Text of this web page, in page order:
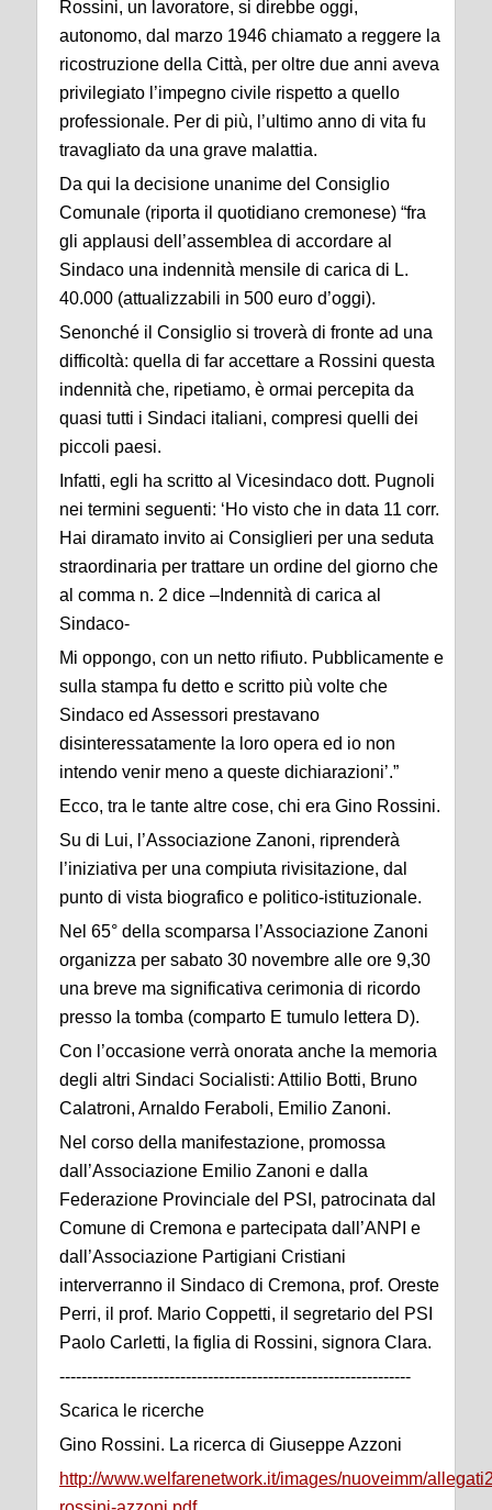
Rossini, un lavoratore, si direbbe oggi,
autonomo, dal marzo 1946 chiamato a reggere la
ricostruzione della Città, per oltre due anni aveva
privilegiato l’impegno civile rispetto a quello
professionale. Per di più, l’ultimo anno di vita fu
travagliato da una grave malattia.
Da qui la decisione unanime del Consiglio
Comunale (riporta il quotidiano cremonese) “fra
gli applausi dell’assemblea di accordare al
Sindaco una indennità mensile di carica di L.
40.000 (attualizzabili in 500 euro d’oggi).
Senonché il Consiglio si troverà di fronte ad una
difficoltà: quella di far accettare a Rossini questa
indennità che, ripetiamo, è ormai percepita da
quasi tutti i Sindaci italiani, compresi quelli dei
piccoli paesi.
Infatti, egli ha scritto al Vicesindaco dott. Pugnoli
nei termini seguenti: ‘Ho visto che in data 11 corr.
Hai diramato invito ai Consiglieri per una seduta
straordinaria per trattare un ordine del giorno che
al comma n. 2 dice –Indennità di carica al
Sindaco-
Mi oppongo, con un netto rifiuto. Pubblicamente e
sulla stampa fu detto e scritto più volte che
Sindaco ed Assessori prestavano
disinteressatamente la loro opera ed io non
intendo venir meno a queste dichiarazioni’.”
Ecco, tra le tante altre cose, chi era Gino Rossini.
Su di Lui, l’Associazione Zanoni, riprenderà
l’iniziativa per una compiuta rivisitazione, dal
punto di vista biografico e politico-istituzionale.
Nel 65° della scomparsa l’Associazione Zanoni
organizza per sabato 30 novembre alle ore 9,30
una breve ma significativa cerimonia di ricordo
presso la tomba (comparto E tumulo lettera D).
Con l’occasione verrà onorata anche la memoria
degli altri Sindaci Socialisti: Attilio Botti, Bruno
Calatroni, Arnaldo Feraboli, Emilio Zanoni.
Nel corso della manifestazione, promossa
dall’Associazione Emilio Zanoni e dalla
Federazione Provinciale del PSI, patrocinata dal
Comune di Cremona e partecipata dall’ANPI e
dall’Associazione Partigiani Cristiani
interverranno il Sindaco di Cremona, prof. Oreste
Perri, il prof. Mario Coppetti, il segretario del PSI
Paolo Carletti, la figlia di Rossini, signora Clara.
----------------------------------------------------------------
Scarica le ricerche
Gino Rossini. La ricerca di Giuseppe Azzoni
http://www.welfarenetwork.it/images/nuoveimm/